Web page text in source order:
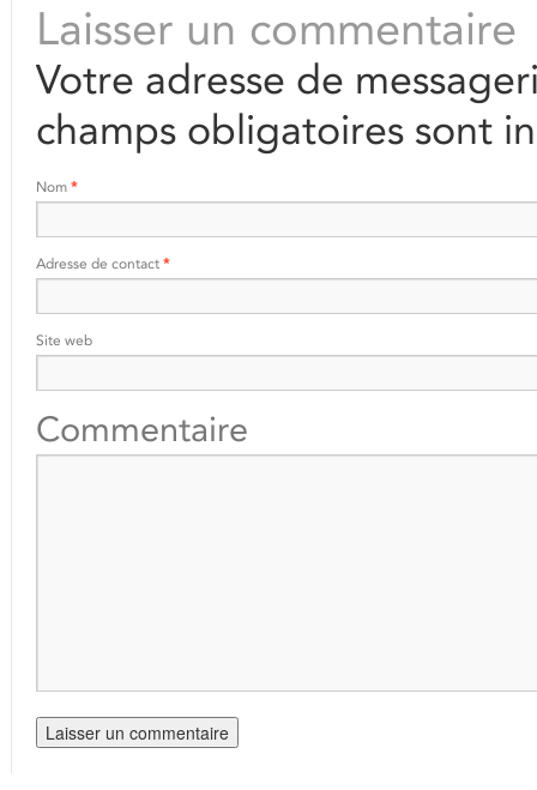
Laisser un commentaire
Votre adresse de
champs obligatoires sont
Nom *
Adresse de contact *
Site web
Commentaire